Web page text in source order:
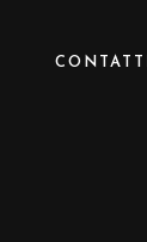
CONTATTI